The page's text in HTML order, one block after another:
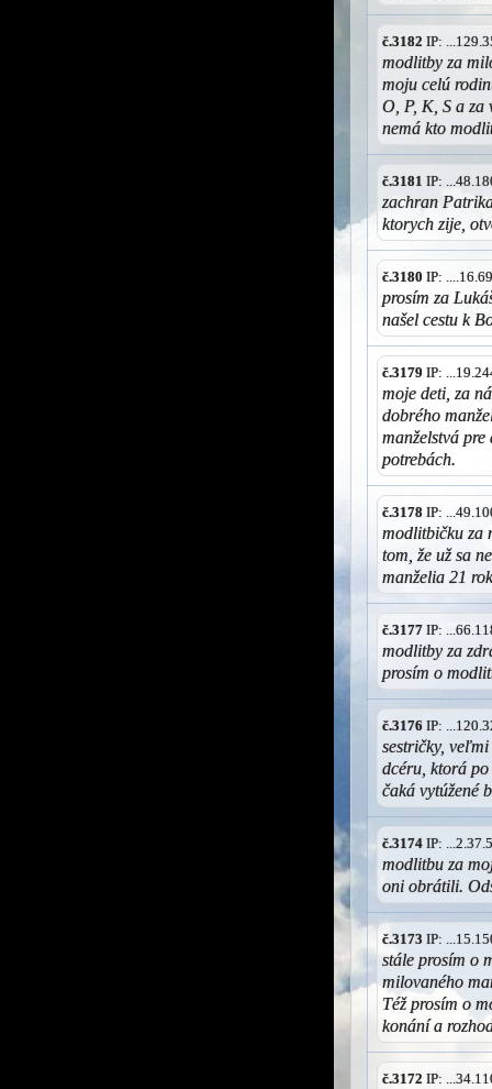
č.3182 IP:
modlitby za
moju celú
O, P, K, S a za
nemá kto
č.3181 IP:
zachran
ktorych zije,
č.3180 IP:
prosím za
našel cestu k
č.3179 IP:
moje deti, za
dobrého
manželstvá
potrebách.
č.3178 IP:
modlitbičku za
tom, že už sa
manželia 21
č.3177 IP:
modlitby za
prosím o
č.3176 IP:
sestričky,
dcéru, ktorá
čaká vytúžené
č.3174 IP:
modlitbu za
oni obrátili.
č.3173 IP:
stále prosím o
milovaného
Též prosím o
konání a
č.3172 IP: